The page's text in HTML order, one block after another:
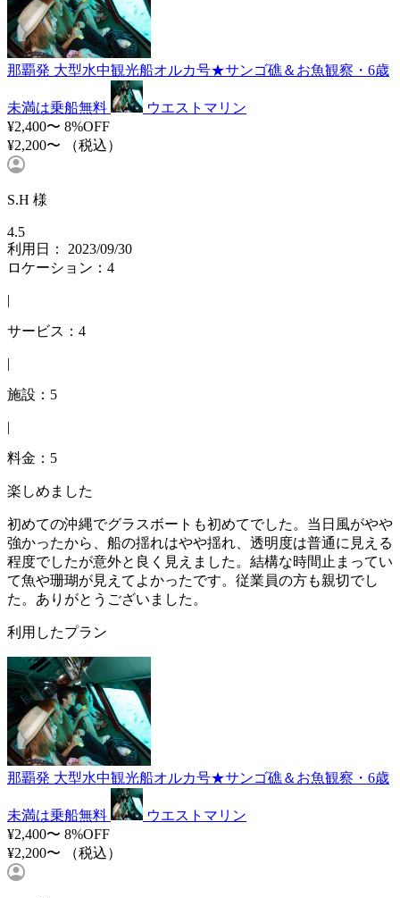
那覇発 大型水中観光船オルカ号★サンゴ礁＆お魚観察・6歳
未満は乗船無料
ウエストマリン
¥2,400〜 8%OFF
¥2,200〜
（税込）
S.H 様
4.5
利用日： 2023/09/30
ロケーション：4
|
サービス：4
|
施設：5
|
料金：5
楽しめました
初めての沖縄でグラスボートも初めてでした。当日風がやや
強かったから、船の揺れはやや揺れ、透明度は普通に見える
程度でしたが意外と良く見えました。結構な時間止まってい
て魚や珊瑚が見えてよかったです。従業員の方も親切でし
た。ありがとうございました。
利用したプラン
那覇発 大型水中観光船オルカ号★サンゴ礁＆お魚観察・6歳
未満は乗船無料
ウエストマリン
¥2,400〜 8%OFF
¥2,200〜
（税込）